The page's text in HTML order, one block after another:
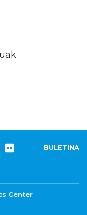
BULETINA
Center